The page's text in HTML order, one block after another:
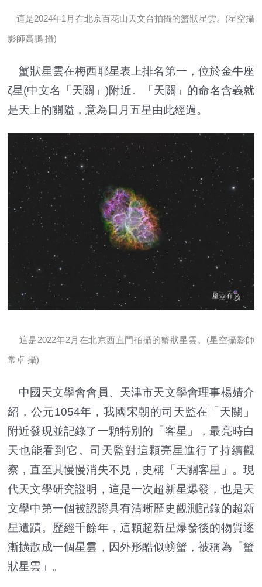
這是2024年1月在北京百花山天文台拍攝的蟹狀星雲。(星空攝
影師高鵬 攝)
蟹狀星雲在梅西耶星表上排名第一，位於金牛座
ζ星(中文名「天關」)附近。「天關」的命名含義就
是天上的關隘，意為日月五星由此經過。
這是2022年2月在北京西直門拍攝的蟹狀星雲。(星空攝影師
常卓 攝)
中國天文學會會員、天津市天文學會理事楊婧介
紹，公元1054年，我國宋朝的司天監在「天關」
附近發現並記錄了一顆特別的「客星」，最亮時白
天也能看到它。司天監對這顆亮星進行了持續觀
察，直至其慢慢消失不見，史稱「天關客星」。現
代天文學研究證明，這是一次超新星爆發，也是天
文學中第一個被認證具有清晰歷史觀測記錄的超新
星遺蹟。歷經千餘年，這顆超新星爆發後的物質逐
漸擴散成一個星雲，因外形酷似螃蟹，被稱為「蟹
狀星雲」。